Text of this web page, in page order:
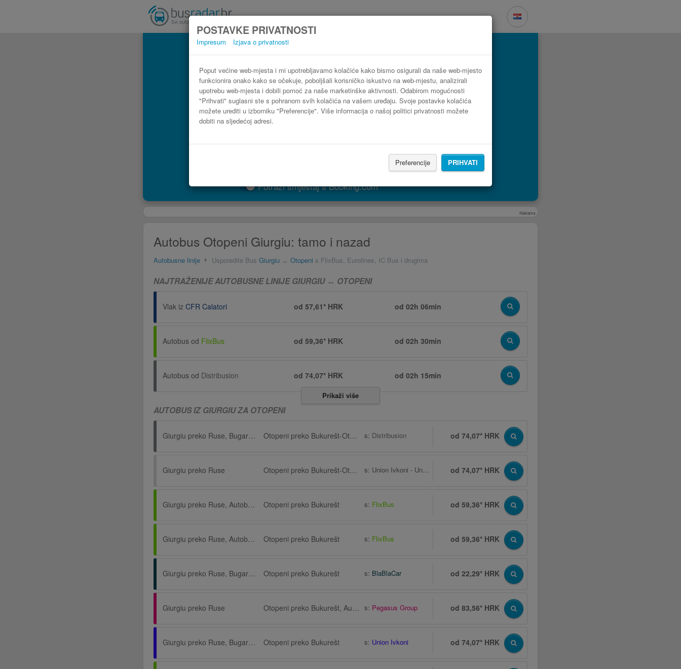
POSTAVKE PRIVATNOSTI
Impresum Izjava o privatnosti
Poput većine web-mjesta i mi upotrebljavamo kolačiće kako bismo osigurali da naše web-mjesto
funkcionira onako kako se očekuje, poboljšali korisničko iskustvo na web-mjestu, analizirali
upotrebu web-mjesta i dobili pomoć za naše marketinške aktivnosti. Odabirom mogućnosti
"Prihvati" suglasni ste s pohranom svih kolačića na vašem uređaju. Svoje postavke kolačića
možete urediti u izborniku "Preferencije". Više informacija o našoj politici privatnosti možete
dobiti na sljedećoj adresi.
Preferencije PRIHVATI
Potraži smještaj s Booking.com
Reklama
Autobus Otopeni Giurgiu: tamo i nazad
Autobusne linije Usporedite Bus Giurgiu ↔ Otopeni s FlixBus, Eurolines, IC Bus i drugima
NAJTRAŽENIJE AUTOBUSNE LINIJE GIURGIU ↔ OTOPENI
Vlak iz CFR Calatori od 57,61* HRK od02h 06min
Autobus od FlixBus od 59,36* HRK od02h 30min
Autobus od Distribusion od 74,07* HRK od02h 15min
Prikaži više
AUTOBUS IZ GIURGIU ZA OTOPENI
Giurgiu preko Ruse, Bugarska Otopeni preko Bukurešt-Otopeni Zračna luka (OTP) s: Distribusion od 74,07* HRK
Giurgiu preko Ruse Otopeni preko Bukurešt-Otopeni Zračna luka (OTP) s: Union Ivkoni - Unibus od 74,07* HRK
Giurgiu preko Ruse, Autobusna stanica Ruse, Ruse (Centralna Avtogara) Otopeni preko Bukurešt s: FlixBus od 59,36* HRK
Giurgiu preko Ruse, Autobusna stanica Ruse, Ruse (Centralna Avtogara) Otopeni preko Bukurešt s: FlixBus od 59,36* HRK
Giurgiu preko Ruse, Bugarska Otopeni preko Bukurešt s: BlaBlaCar od 22,29* HRK
Giurgiu preko Ruse Otopeni preko Bukurešt, Autobusna stanica, Hotel Horoskop, Bulevardul Dimitrie Cantemir 2 s: Pegasus Group od 83,56* HRK
Giurgiu preko Ruse, Bugarska Otopeni preko Bukurešt s: Union Ivkoni od 74,07* HRK